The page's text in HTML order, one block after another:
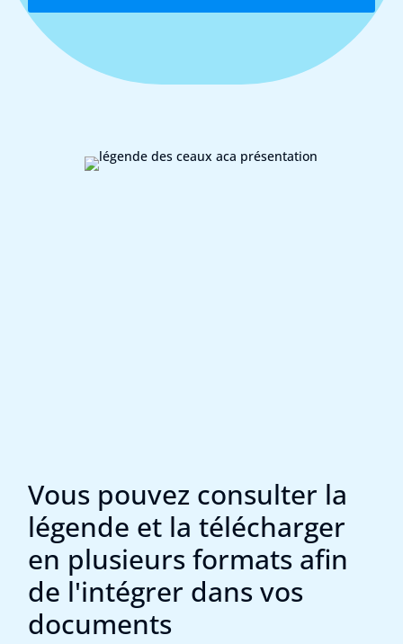
Vous pouvez consulter la
légende et la télécharger
en plusieurs formats afin
de l'intégrer dans vos
documents